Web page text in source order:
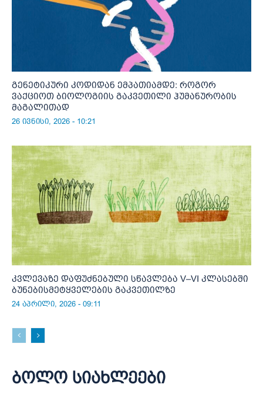
გენეტიკური კოდიდან ემპათიამდე: როგორ
ვაქციოთ ბიოლოგიის გაკვეთილი ჰუმანურობის
მაგალითად
26 ივნისი, 2026 - 10:21
კვლევაზე დაფუძნებული სწავლება V–VI კლასებში
ბუნებისმეტყველების გაკვეთილზე
24 აპრილი, 2026 - 09:11
ბოლო სიახლეები